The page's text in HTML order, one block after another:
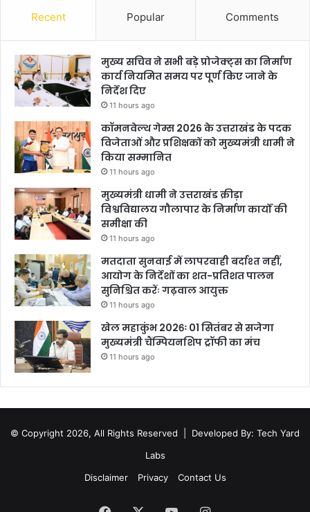
Recent Popular Comments
मुख्य सचिव ने सभी बड़े प्रोजेक्ट्स का निर्माण
कार्य नियमित समय पर पूर्ण किए जाने के
निर्देश दिए
11 hours ago
कॉमनवेल्थ गेम्स 2026 के उत्तराखंड के पदक
विजेताओं और प्रशिक्षकों को मुख्यमंत्री धामी ने
किया सम्मानित
11 hours ago
मुख्यमंत्री धामी ने उत्तराखंड क्रीड़ा
विश्वविद्यालय गौलापार के निर्माण कार्यों की
समीक्षा की
11 hours ago
मतदाता सुनवाई में लापरवाही बर्दाश्त नहीं,
आयोग के निर्देशों का शत-प्रतिशत पालन
सुनिश्चित करेंः गढ़वाल आयुक्त
11 hours ago
खेल महाकुंभ 2026ः 01 सितंबर से सजेगा
मुख्यमंत्री चैंम्पियनशिप ट्रॉफी का मंच
11 hours ago
© Copyright 2026, All Rights Reserved | Developed By: Tech Yard
Labs
Disclaimer
Privacy Contact Us